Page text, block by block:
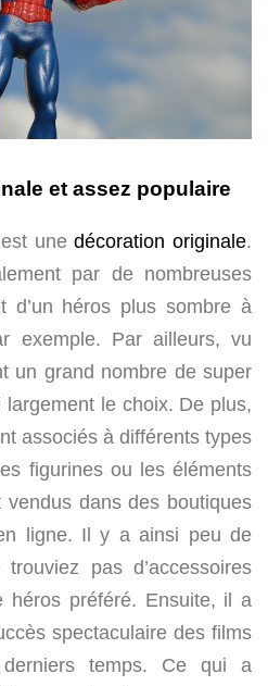
et assez populaire
est unedécoration originale.
par de nombreuses
d’un héros plus sombre à
exemple. Par ailleurs, vu
un grand nombre de super
largement le choix. De plus,
associés à différents types
figurines ou les éléments
dans des boutiques
ligne. Il y a ainsi peu de
pas d’accessoires
héros préféré. Ensuite, il a
spectaculaire des films
temps. Ce qui a